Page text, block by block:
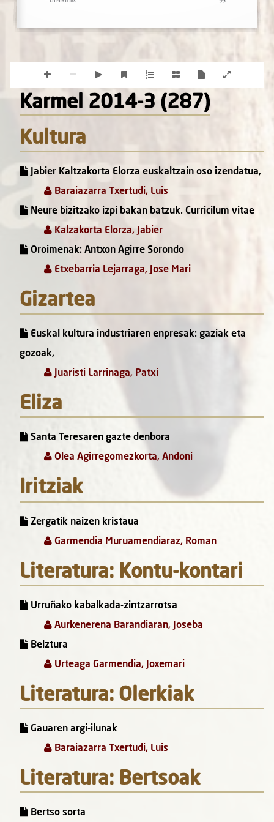
Karmel 2014-3 (287)
Kultura
Jabier Kaltzakorta Elorza euskaltzain oso izendatua,
Baraiazarra Txertudi, Luis
Neure bizitzako izpi bakan batzuk. Curricilum vitae
Kalzakorta Elorza, Jabier
Oroimenak: Antxon Agirre Sorondo
Etxebarria Lejarraga, Jose Mari
Gizartea
Euskal kultura industriaren enpresak: gaziak eta
gozoak,
Juaristi Larrinaga, Patxi
Eliza
Santa Teresaren gazte denbora
Olea Agirregomezkorta, Andoni
Iritziak
Zergatik naizen kristaua
Garmendia Muruamendiaraz, Roman
Literatura: Kontu-kontari
Urruñako kabalkada-zintzarrotsa
Aurkenerena Barandiaran, Joseba
Belztura
Urteaga Garmendia, Joxemari
Literatura: Olerkiak
Gauaren argi-ilunak
Baraiazarra Txertudi, Luis
Literatura: Bertsoak
Bertso sorta